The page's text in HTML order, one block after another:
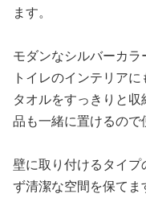
ます。
モダンなシルバーカ
トイレのインテリアに
タオルをすっきりと
品も一緒に置けるので
壁に取り付けるタイ
ず清潔な空間を保てま